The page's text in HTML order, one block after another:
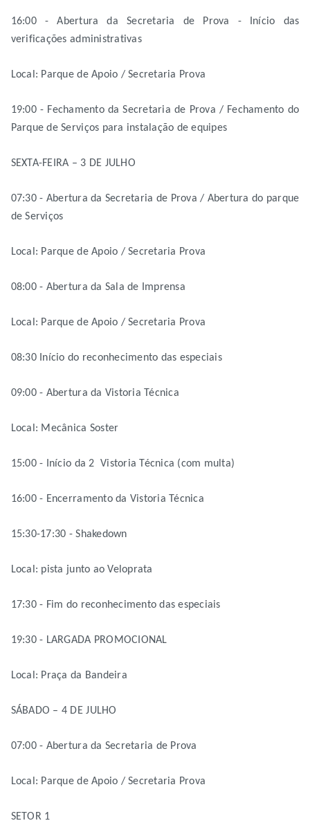
16:00 - Abertura da Secretaria de Prova - Início das
verificações administrativas
Local: Parque de Apoio / Secretaria Prova
19:00 - Fechamento da Secretaria de Prova / Fechamento do
Parque de Serviços para instalação de equipes
SEXTA-FEIRA – 3 DE JULHO
07:30 - Abertura da Secretaria de Prova / Abertura do parque
de Serviços
Local: Parque de Apoio / Secretaria Prova
08:00 - Abertura da Sala de Imprensa
Local: Parque de Apoio / Secretaria Prova
08:30 Início do reconhecimento das especiais
09:00 - Abertura da Vistoria Técnica
Local: Mecânica Soster
15:00 - Início da 2 Vistoria Técnica (com multa)
16:00 - Encerramento da Vistoria Técnica
15:30-17:30 - Shakedown
Local: pista junto ao Veloprata
17:30 - Fim do reconhecimento das especiais
19:30 - LARGADA PROMOCIONAL
Local: Praça da Bandeira
SÁBADO – 4 DE JULHO
07:00 - Abertura da Secretaria de Prova
Local: Parque de Apoio / Secretaria Prova
SETOR 1